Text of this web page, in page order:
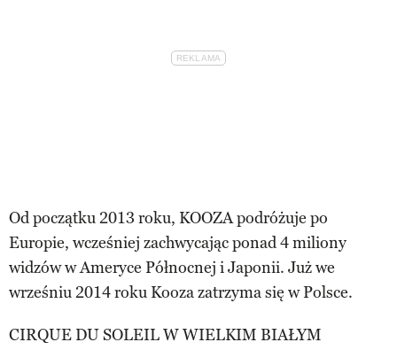
Od początku 2013 roku, KOOZA podróżuje po
Europie, wcześniej zachwycając ponad 4 miliony
widzów w Ameryce Północnej i Japonii. Już we
wrześniu 2014 roku Kooza zatrzyma się w Polsce.
CIRQUE DU SOLEIL W WIELKIM BIAŁYM